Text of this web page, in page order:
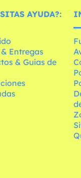
AYUDA?:
Entregas
& Guías de